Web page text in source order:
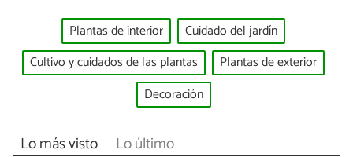
Plantas de interior
Cuidado del jardín
Cultivo y cuidados de las plantas
Plantas de exterior
Decoración
Lo más visto Lo último